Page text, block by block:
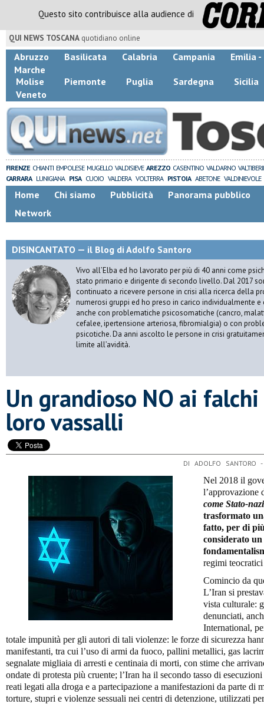
Questo sito contribuisce alla audience di
QUI NEWS TOSCANA quotidiano online
Abruzzo Basilicata Calabria Campania
Emilia -
Marche
Molise
Piemonte Puglia Sardegna
Sicilia
Veneto
FIRENZE CHIANTI EMPOLESE MUGELLO VALDISIEVE AREZZO CASENTINO VALDARNO
CARRARA LUNIGIANA PISA CUOIO VALDERA VOLTERRA PISTOIA ABETONE VALDINIEVOLE
Home Chi siamo Pubblicità
Panorama pubblico
Network
DISINCANTATO — il Blog di Adolfo Santoro
Vivo all’Elba ed ho lavorato per più di 40 anni come
stato primario e dirigente di secondo livello. Dal 2017
continuato a ricevere persone in crisi alla ricerca della
numerosi gruppi ed ho preso in carico individualmente
anche con problematiche psicosomatiche (cancro,
cefalee, ipertensione arteriosa, fibromialgia) o con
psicotiche. Da anni ascolto le persone in crisi
limite all’avidità.
​Un grandioso NO ai
loro vassalli
DI ADOLFO SANTORO
Nel 2018 il
l’approvazione
come Stato-
trasformato
fatto, per di
considerato
regimi
Comincio da
L’Iran si
vista culturale:
denunciati,
International,
totale impunità per gli autori di tali violenze: le forze di sicurezza
manifestanti, tra cui l’uso di armi da fuoco, pallini metallici, gas
segnalate migliaia di arresti e centinaia di morti, con stime che
ondate di protesta più cruente; l’Iran ha il secondo tasso di
reati legati alla droga e a partecipazione a manifestazioni da parte di
torture, stupri e violenze sessuali nei centri di detenzione, utilizzati